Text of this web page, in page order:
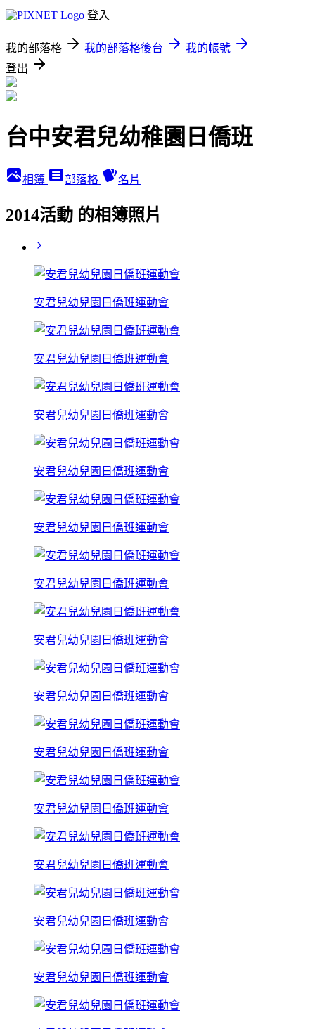
登入
我的部落格 我的部落格後台
我的帳號
登出
台中安君兒幼稚園日僑班
相簿 部落格 名片
2014活動 的相簿照片
安君兒幼兒園日僑班運動會
安君兒幼兒園日僑班運動會
安君兒幼兒園日僑班運動會
安君兒幼兒園日僑班運動會
安君兒幼兒園日僑班運動會
安君兒幼兒園日僑班運動會
安君兒幼兒園日僑班運動會
安君兒幼兒園日僑班運動會
安君兒幼兒園日僑班運動會
安君兒幼兒園日僑班運動會
安君兒幼兒園日僑班運動會
安君兒幼兒園日僑班運動會
安君兒幼兒園日僑班運動會